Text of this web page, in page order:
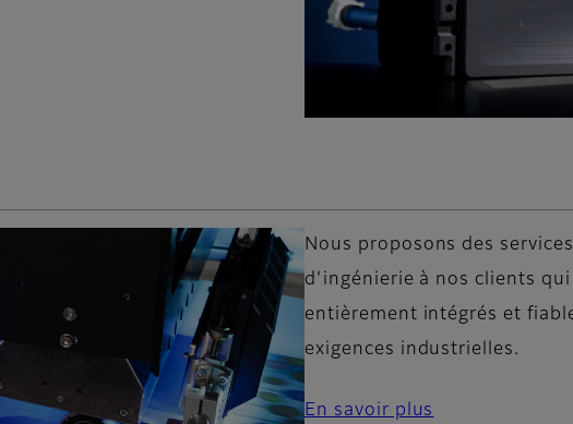
Nous proposons des
d'ingénierie à nos clients
entièrement intégrés et
exigences industrielles.
En savoir plus